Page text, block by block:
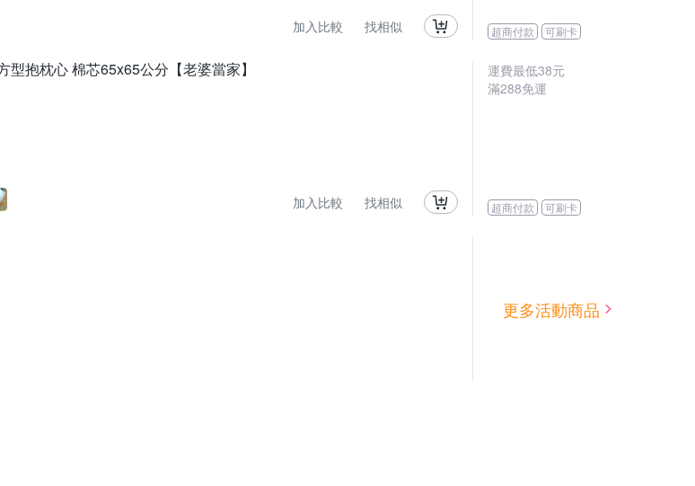
加入比較 找相似 超商付款 可刷卡
型抱枕心 棉芯65x65公分【老婆當家】
加入比較 找相似
運費最低38元
滿288免運
超商付款 可刷卡
更多活動商品